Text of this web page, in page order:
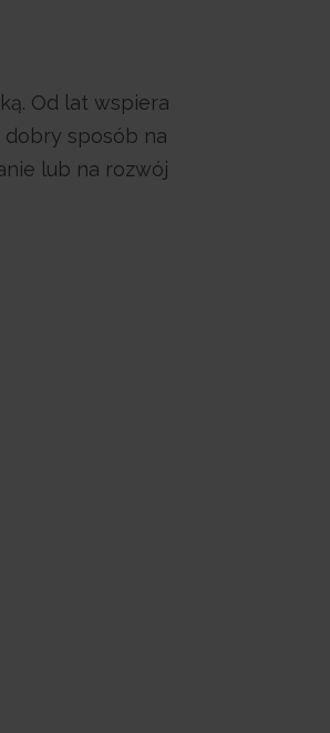
Od lat wspiera
dobry sposób na
lub na rozwój